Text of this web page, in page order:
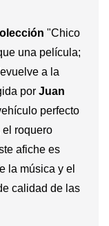
"Chico
una película;
a la
por Juan
perfecto
el roquero
afiche es
la música y el
calidad de las